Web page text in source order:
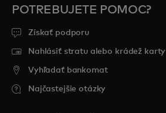
POTREBUJETE POMOC?
Získať podporu
Nahlásiť stratu alebo krádež karty
Vyhľadať bankomat
Najčastejšie otázky